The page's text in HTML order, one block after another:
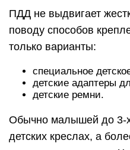
ПДД не выдвигает
поводу способов
только варианты:
специальное
детские адаптеры
детские ремни.
Обычно малышей до 3-х
детских креслах, а